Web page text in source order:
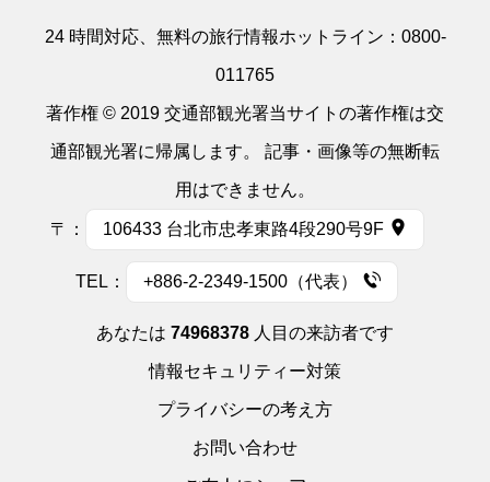
24 時間対応、無料の旅行情報ホットライン： 0800-
011765
著作権 © 2019 交通部観光署当サイトの著作権は交
通部観光署に帰属します。 記事・画像等の無断転
用はできません。
〒： 106433 台北市忠孝東路4段290号9F
TEL： +886-2-2349-1500（代表）
あなたは 74968378 人目の来訪者です
情報セキュリティー対策
プライバシーの考え方
お問い合わせ